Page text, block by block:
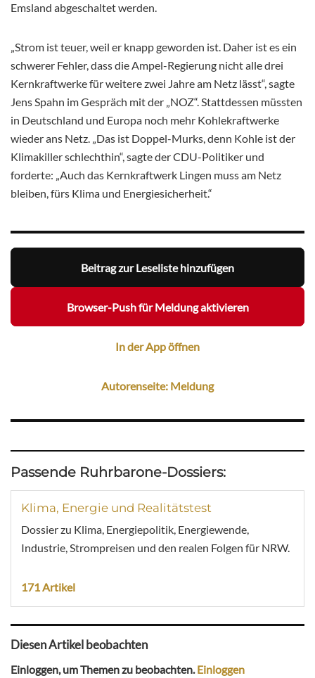
Emsland abgeschaltet werden.
„Strom ist teuer, weil er knapp geworden ist. Daher ist es ein
schwerer Fehler, dass die Ampel-Regierung nicht alle drei
Kernkraftwerke für weitere zwei Jahre am Netz lässt“, sagte
Jens Spahn im Gespräch mit der „NOZ“. Stattdessen müssten
in Deutschland und Europa noch mehr Kohlekraftwerke
wieder ans Netz. „Das ist Doppel-Murks, denn Kohle ist der
Klimakiller schlechthin“, sagte der CDU-Politiker und
forderte: „Auch das Kernkraftwerk Lingen muss am Netz
bleiben, fürs Klima und Energiesicherheit.“
Beitrag zur Leseliste hinzufügen
Browser-Push für Meldung aktivieren
In der App öffnen
Autorenseite: Meldung
Passende Ruhrbarone-Dossiers:
Klima, Energie und Realitätstest
Dossier zu Klima, Energiepolitik, Energiewende,
Industrie, Strompreisen und den realen Folgen für NRW.
171 Artikel
Diesen Artikel beobachten
Einloggen, um Themen zu beobachten.Einloggen